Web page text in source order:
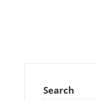
Search